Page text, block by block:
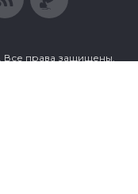
Все права защищены.